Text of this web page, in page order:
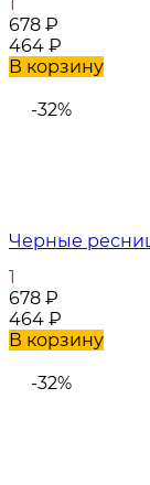
678 ₽
464 ₽
В корзину
-32%
Черные
1
678 ₽
464 ₽
В корзину
-32%